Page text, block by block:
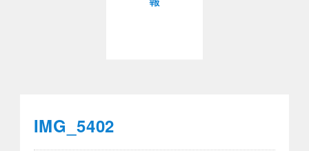
IMG_5402